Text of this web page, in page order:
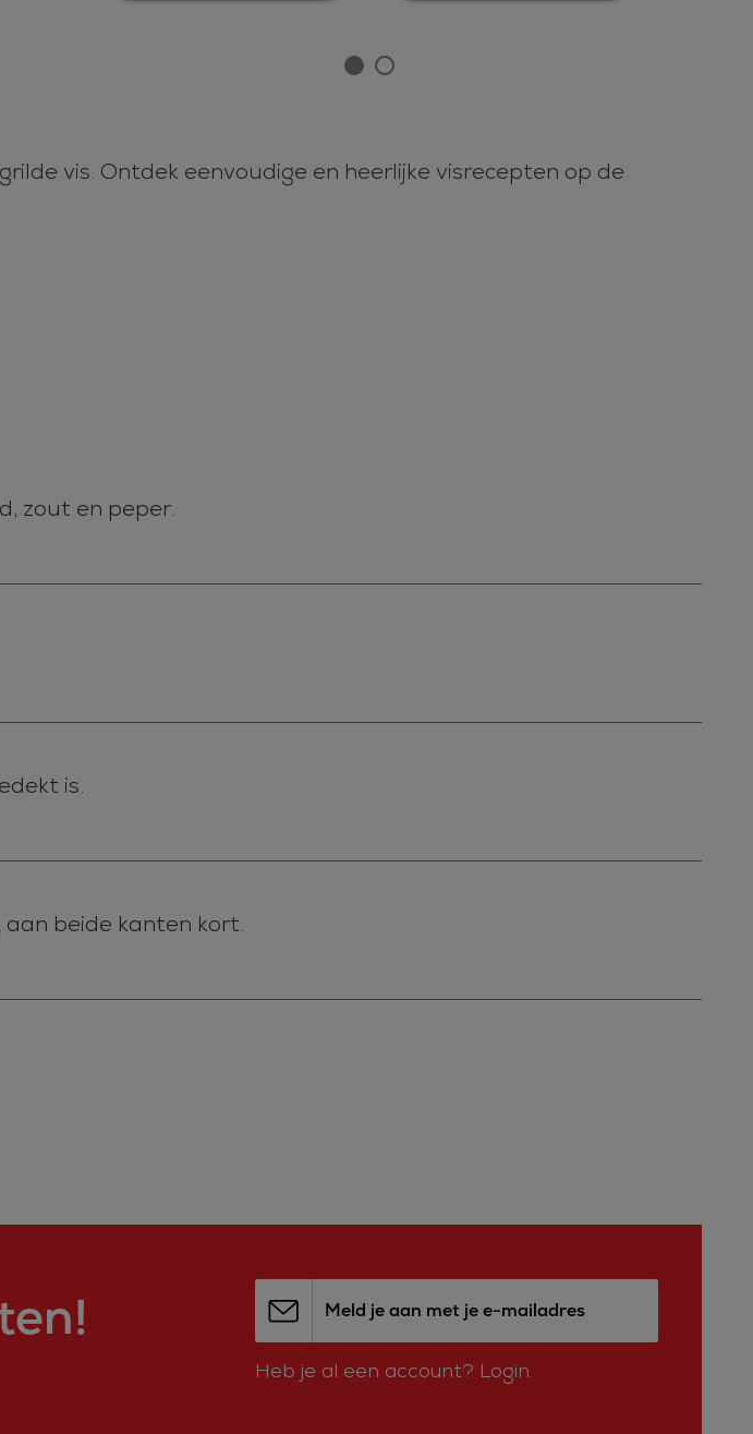
vis. Ontdek eenvoudige en heerlijke visrecepten op de
zout en peper.
is.
aan beide kanten kort.
Meld je aan met je e-mailadres
Heb je al een account? Login.